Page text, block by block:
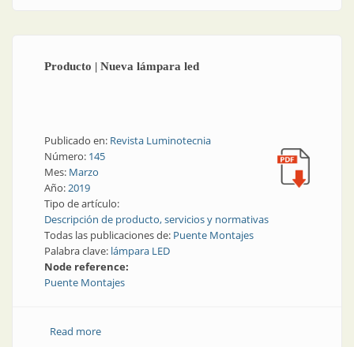
Producto | Nueva lámpara led
Publicado en: Revista Luminotecnia
Número: 145
Mes: Marzo
Año:2019
Tipo de artículo:
Descripción de producto, servicios y normativas
Todas las publicaciones de: Puente Montajes
Palabra clave: lámpara LED
Node reference:
Puente Montajes
Read moreabout Producto | Nueva lámpara led